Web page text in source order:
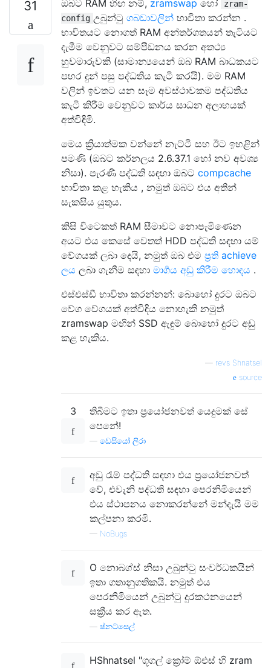
31 ඔබට RAM හිඟ නම්, zramswap හෝ
zram-
config උබුන්ටු ගබඩාවලින් භාවිතා කරන්න .
භාවිතයට නොගත් RAM අන්තර්ගතයන් තැටියට
දැමීම වෙනුවට සම්පීඩනය කරන අතථ්‍ය
හුවමාරුවකි (සාමාන්‍යයෙන් ඔබ RAM බාධකයට
පහර දුන් පසු පද්ධතිය කැටි කරයි). මම RAM
වලින් ඉවතට යන සෑම අවස්ථාවකම පද්ධතිය
කැටි කිරීම වෙනුවට කාර්ය සාධන අලාභයක්
අත්විඳිමි.
මෙය ක්‍රියාත්මක වන්නේ නැට්ටි සහ ඊට ඉහළින්
පමණි (ඔබට කර්නලය 2.6.37.1 හෝ නව අවශ්‍ය
නිසා). පැරණි පද්ධති සඳහා ඔබට compcache
භාවිතා කළ හැකිය , නමුත් ඔබට එය අතින්
සැකසිය යුතුය.
කිසි විටෙකත් RAM සීමාවට නොපැමිණෙන
අයට එය කෙසේ වෙතත් HDD පද්ධති සඳහා යම්
වේගයක් ලබා දෙයි, නමුත් ඔබ එම ප්‍රති achieve
ලය ලබා ගැනීම සඳහා මාර්‍ගය අඩු කිරීම හොඳය .
එස්එස්ඩී භාවිතා කරන්නන්: බොහෝ දුරට ඔබට
වේග වේගයක් අත්විඳිය නොහැකි නමුත්
zramswap මඟින් SSD ඇඳුම් බොහෝ දුරට අඩු
කළ හැකිය.
revs Shnatsel
source
3
තිබීමට ඉතා ප්‍රයෝජනවත් යෙදුමක් සේ
පෙනේ!
ඩෙසියෝ ලිරා
අඩු රැම් පද්ධති සඳහා එය ප්‍රයෝජනවත්
වේ, එවැනි පද්ධති සඳහා පෙරනිමියෙන්
එය ස්ථාපනය නොකරන්නේ මන්දැයි මම
කල්පනා කරමි.
— NoBugs
O නොබග්ස් නිසා උබුන්ටු සංවර්ධකයින්
ඉතා ගතානුගතිකයි. නමුත් එය
පෙරනිමියෙන් උබුන්ටු දුරකථනයෙන්
සක්‍රීය කර ඇත.
ෂ්නට්සෙල්
HShnatsel "ගූගල් ක්‍රෝම් ඕඑස් හි zram